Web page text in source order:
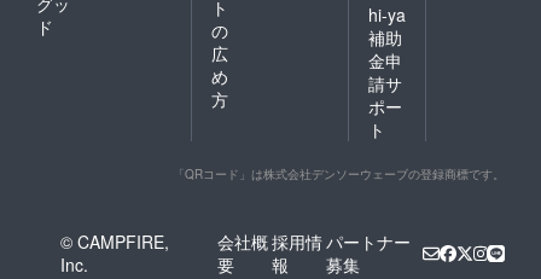
ド
ト
の
広
め
方
hi-ya
補助
金申
請サ
ポー
ト
「QRコード」は株式会社デンソーウェーブの登録商標です。
© CAMPFIRE,
Inc.
会社概
要
採用情
報
パートナー
募集